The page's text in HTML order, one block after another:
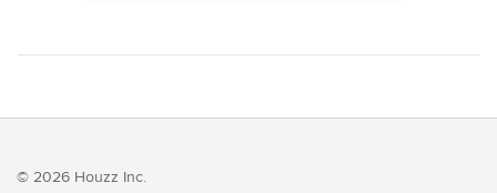
© 2026 Houzz Inc.